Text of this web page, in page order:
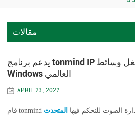
مقالات
يدعم برنامج tonmind IP الصوتي مشغل وسائط
Windows العالمي
APRIL 23 , 2022